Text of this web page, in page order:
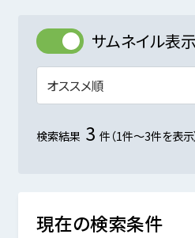
サムネイル表示
検索結果 3 件（1件～3件を表示
現在の検索条件